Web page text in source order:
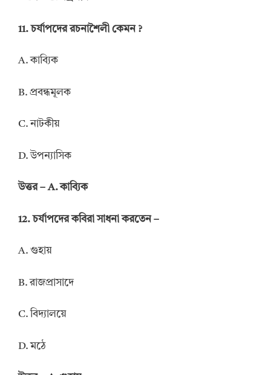
11. চর্যাপদের রচনাশৈলী কেমন ?
A. কাব্যিক
B. প্রবন্ধমূলক
C. নাটকীয়
D. উপন্যাসিক
উত্তর – A. কাব্যিক
12. চর্যাপদের কবিরা সাধনা করতেন –
A. গুহায়
B. রাজপ্রাসাদে
C. বিদ্যালয়ে
D. মঠে